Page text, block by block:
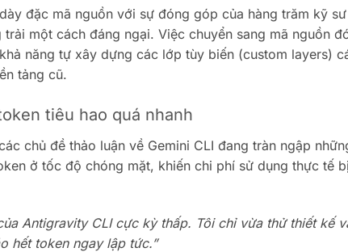
đặc mã nguồn với sự đóng góp của hàng trăm kỹ sư
một cách đáng ngại. Việc chuyển sang mã nguồn
năng tự xây dựng các lớp tùy biến (custom layers)
tảng cũ.
tiêu hao quá nhanh
chủ đề thảo luận về Gemini CLI đang tràn ngập
ở tốc độ chóng mặt, khiến chi phí sử dụng thực tế
Antigravity CLI cực kỳ thấp. Tôi chỉ vừa thử thiết kế
hết token ngay lập tức.”